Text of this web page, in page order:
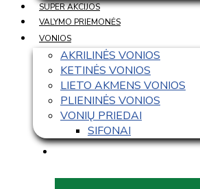
SUPER AKCIJOS
VALYMO PRIEMONĖS
VONIOS
AKRILINĖS VONIOS
KETINĖS VONIOS
LIETO AKMENS VONIOS
PLIENINĖS VONIOS
VONIŲ PRIEDAI
SIFONAI